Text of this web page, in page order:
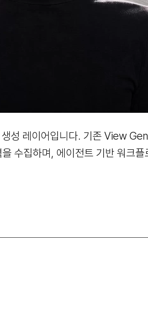
레이어입니다. 기존 View
수집하며, 에이전트 기반 워크